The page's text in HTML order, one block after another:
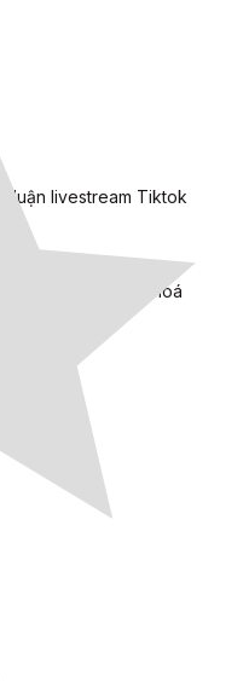
đóng gói hàng hoá
luận livestream Tiktok